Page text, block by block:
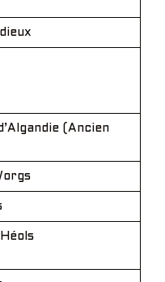
(Ancien